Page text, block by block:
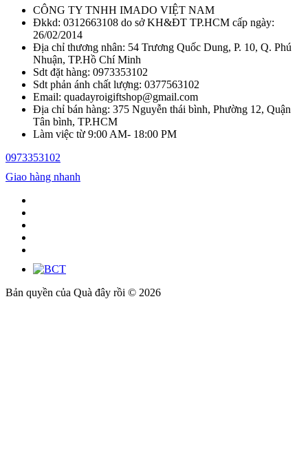
CÔNG TY TNHH IMADO VIỆT NAM
Đkkd: 0312663108 do sở KH&ĐT TP.HCM cấp ngày:
26/02/2014
Địa chỉ thương nhân: 54 Trương Quốc Dung, P. 10, Q. Phú
Nhuận, TP.Hồ Chí Minh
Sdt đặt hàng: 0973353102
Sdt phản ánh chất lượng: 0377563102
Email: quadayroigiftshop@gmail.com
Địa chỉ bán hàng: 375 Nguyễn thái bình, Phường 12, Quận
Tân bình, TP.HCM
Làm việc từ 9:00 AM- 18:00 PM
0973353102
Giao hàng nhanh
Bản quyền của Quà đây rồi © 2026